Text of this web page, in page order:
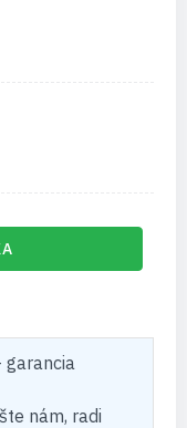
garancia
nám, radi